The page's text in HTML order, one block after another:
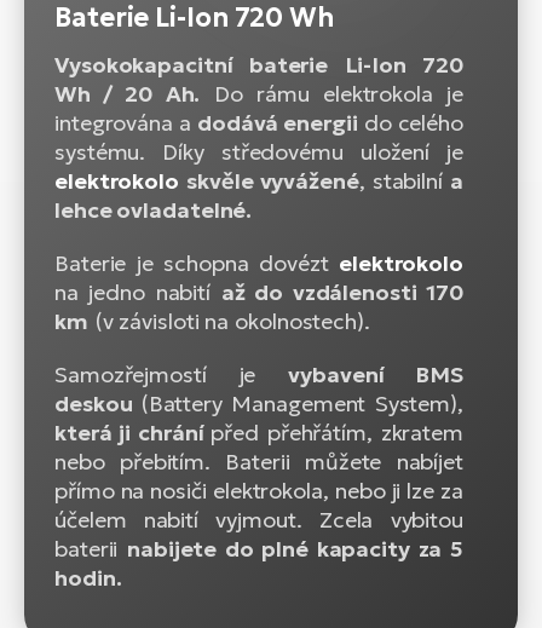
Baterie Li-Ion 720 Wh
Vysokokapacitní baterie Li-Ion 720
Wh / 20 Ah. Do rámu elektrokola je
integrována a dodává energii do celého
systému. Díky středovému uložení je
elektrokolo skvěle vyvážené, stabilní a
lehce ovladatelné.
Baterie je schopna dovézt elektrokolo
na jedno nabití až do vzdálenosti 170
km (v závisloti na okolnostech).
Samozřejmostí jevybavení BMS
deskou (Battery Management System),
která ji chrání před přehřátím, zkratem
nebo přebitím. Baterii můžete nabíjet
přímo na nosiči elektrokola, nebo ji lze za
účelem nabití vyjmout. Zcela vybitou
baterii nabijete do plné kapacity za 5
hodin.